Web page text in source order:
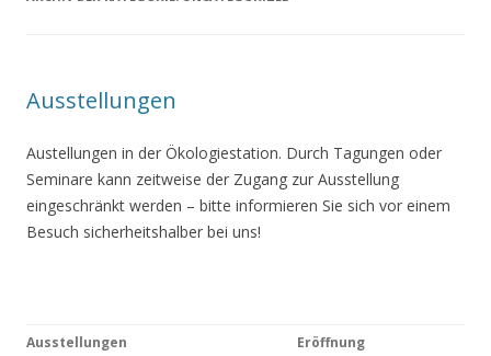
Ausstellungen
Austellungen in der Ökologiestation. Durch Tagungen oder
Seminare kann zeitweise der Zugang zur Ausstellung
eingeschränkt werden – bitte informieren Sie sich vor einem
Besuch sicherheitshalber bei uns!
Ausstellungen Eröffnung